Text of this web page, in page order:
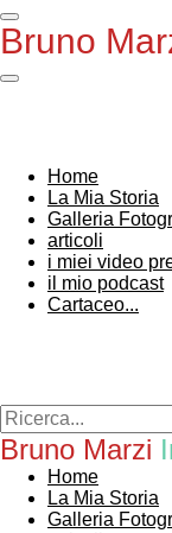
Vai
al
principale
Bruno
Home
La Mia Storia
Galleria
articoli
i miei video
il mio podcast
Cartaceo...
Bruno Marzi
Home
La Mia Storia
Galleria